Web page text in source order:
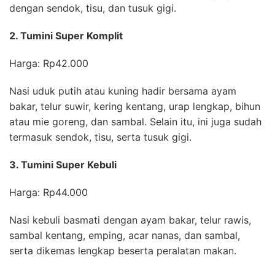
dengan sendok, tisu, dan tusuk gigi.
2. Tumini Super Komplit
Harga: Rp42.000
Nasi uduk putih atau kuning hadir bersama ayam
bakar, telur suwir, kering kentang, urap lengkap, bihun
atau mie goreng, dan sambal. Selain itu, ini juga sudah
termasuk sendok, tisu, serta tusuk gigi.
3. Tumini Super Kebuli
Harga: Rp44.000
Nasi kebuli basmati dengan ayam bakar, telur rawis,
sambal kentang, emping, acar nanas, dan sambal,
serta dikemas lengkap beserta peralatan makan.